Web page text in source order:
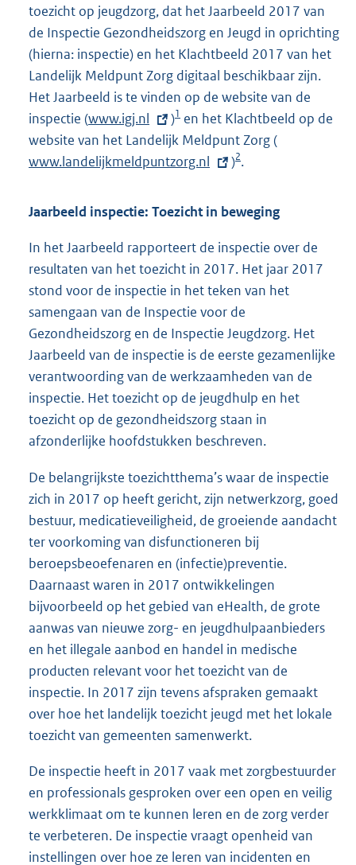
toezicht op jeugdzorg, dat het Jaarbeeld 2017 van
de Inspectie Gezondheidszorg en Jeugd in oprichting
(hierna: inspectie) en het Klachtbeeld 2017 van het
Landelijk Meldpunt Zorg digitaal beschikbaar zijn.
Het Jaarbeeld is te vinden op de website van de
inspectie (E
x
t
r
e
i
n
k
:
www.igj.nl )1 en het Klachtbeeld op de
website van het Landelijk Meldpunt Zorg (
n
e
l
n
k
:
www.landelijkmeldpuntzorg.nl )2.
Jaarbeeld inspectie: Toezicht in beweging
In het Jaarbeeld rapporteert de inspectie over de
resultaten van het toezicht in 2017. Het jaar 2017
stond voor de inspectie in het teken van het
samengaan van de Inspectie voor de
Gezondheidszorg en de Inspectie Jeugdzorg. Het
Jaarbeeld van de inspectie is de eerste gezamenlijke
verantwoording van de werkzaamheden van de
inspectie. Het toezicht op de jeugdhulp en het
toezicht op de gezondheidszorg staan in
afzonderlijke hoofdstukken beschreven.
De belangrijkste toezichtthema’s waar de inspectie
zich in 2017 op heeft gericht, zijn netwerkzorg, goed
bestuur, medicatieveiligheid, de groeiende aandacht
ter voorkoming van disfunctioneren bij
beroepsbeoefenaren en (infectie)preventie.
Daarnaast waren in 2017 ontwikkelingen
bijvoorbeeld op het gebied van eHealth, de grote
aanwas van nieuwe zorg- en jeugdhulpaanbieders
en het illegale aanbod en handel in medische
producten relevant voor het toezicht van de
inspectie. In 2017 zijn tevens afspraken gemaakt
over hoe het landelijk toezicht jeugd met het lokale
toezicht van gemeenten samenwerkt.
De inspectie heeft in 2017 vaak met zorgbestuurder
en professionals gesproken over een open en veilig
werkklimaat om te kunnen leren en de zorg verder
te verbeteren. De inspectie vraagt openheid van
instellingen over hoe ze leren van incidenten en